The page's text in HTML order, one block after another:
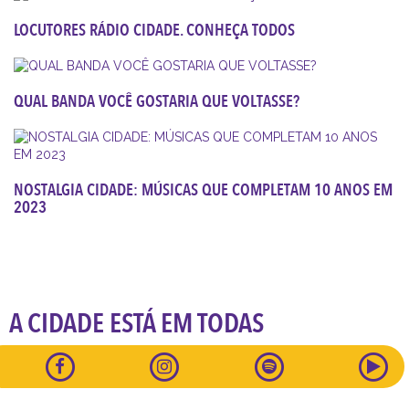
LOCUTORES RÁDIO CIDADE. CONHEÇA TODOS
QUAL BANDA VOCÊ GOSTARIA QUE VOLTASSE?
NOSTALGIA CIDADE: MÚSICAS QUE COMPLETAM 10 ANOS EM
2023
A CIDADE ESTÁ EM TODAS